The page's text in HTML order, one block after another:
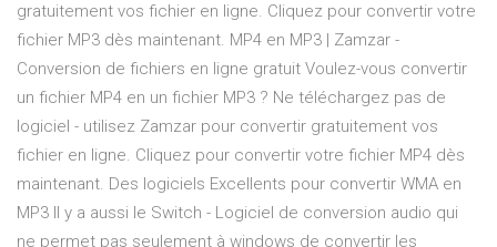
gratuitement vos fichier en ligne. Cliquez pour convertir votre
fichier MP3 dès maintenant. MP4 en MP3 | Zamzar -
Conversion de fichiers en ligne gratuit Voulez-vous convertir
un fichier MP4 en un fichier MP3 ? Ne téléchargez pas de
logiciel - utilisez Zamzar pour convertir gratuitement vos
fichier en ligne. Cliquez pour convertir votre fichier MP4 dès
maintenant. Des logiciels Excellents pour convertir WMA en
MP3 Il y a aussi le Switch - Logiciel de conversion audio qui
ne permet pas seulement à windows de convertir les